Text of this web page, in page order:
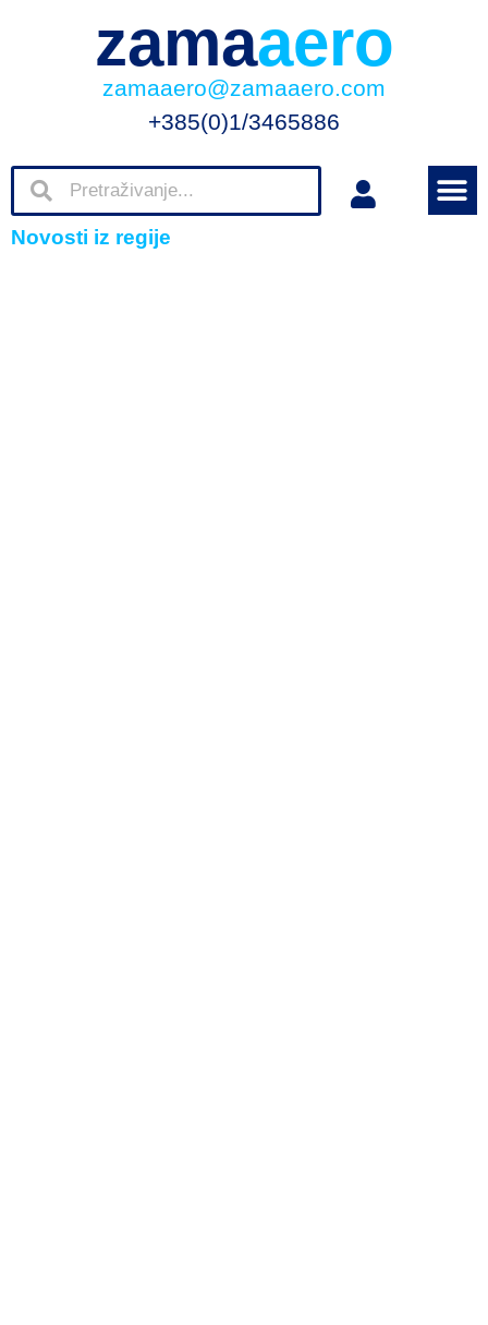
zamaaero
zamaaero@zamaaero.com
+385(0)1/3465886
Novosti iz regije